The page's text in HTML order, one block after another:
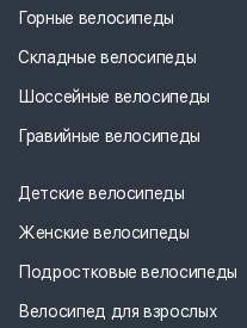
Горные велосипеды
Складные велосипеды
Шоссейные велосипеды
Гравийные велосипеды
Детские велосипеды
Женские велосипеды
Подростковые велосипеды
Велосипед для взрослых